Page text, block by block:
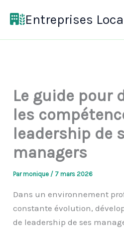
Entreprises
Le guide pour
les
leadership de
managers
Parmonique / 7 mars 2026
Dans un environnement
constante évolution,
de leadership de ses